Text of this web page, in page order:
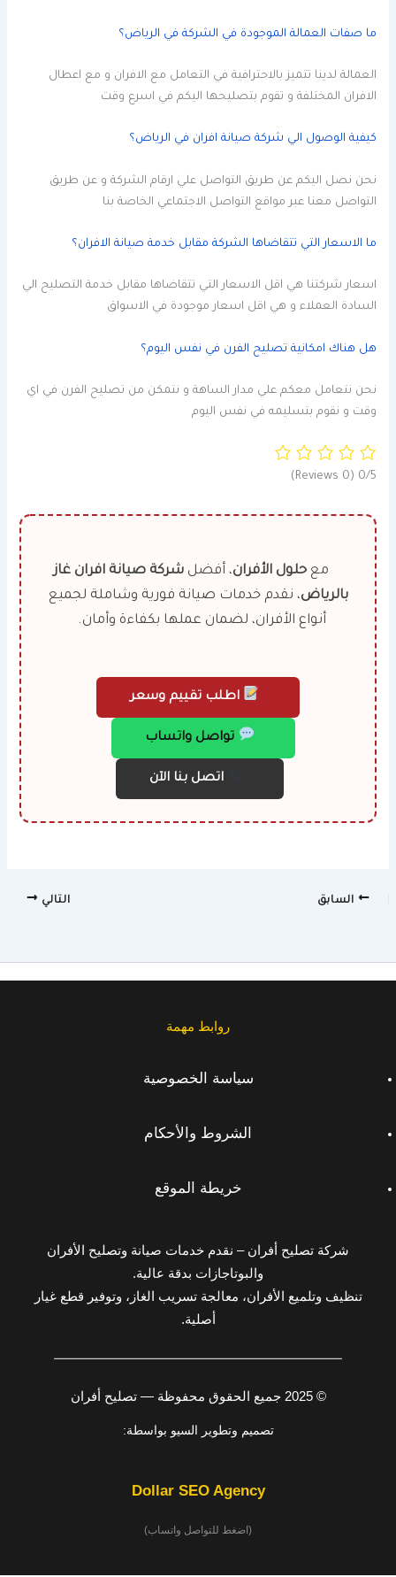
ما صفات العمالة الموجودة في الشركة في الرياض؟
العمالة لدينا تتميز بالاحترافية في التعامل مع الافران و مع اعطال
الافران المختلفة و تقوم بتصليحها اليكم في اسرع وقت
كيفية الوصول الي شركة صيانة افران في الرياض؟
نحن نصل اليكم عن طريق التواصل علي ارقام الشركة و عن طريق
التواصل معنا عبر مواقع التواصل الاجتماعي الخاصة بنا
ما الاسعار التي تتقاضاها الشركة مقابل خدمة صيانة الافران؟
اسعار شركتنا هي اقل الاسعار التي تتقاضاها مقابل خدمة التصليح الي
السادة العملاء و هي اقل اسعار موجودة في الاسواق
هل هناك امكانية تصليح الفرن في نفس اليوم؟
نحن نتعامل معكم علي مدار الساهة و نتمكن من تصليح الفرن في اي
وقت و نقوم بتسليمه في نفس اليوم
0/5
(0 Reviews)
معحلول الأفران، أفضل شركة صيانة افران غاز
بالرياض، نقدم خدمات صيانة فورية وشاملة لجميع
أنواع الأفران، لضمان عملها بكفاءة وأمان.
اطلب تقييم وسعر
تواصل واتساب
اتصل بنا الآن
السابق التالي
روابط مهمة
سياسة الخصوصية
الشروط والأحكام
خريطة الموقع
شركة تصليح أفران – نقدم خدمات صيانة وتصليح الأفران
والبوتاجازات بدقة عالية.
تنظيف وتلميع الأفران، معالجة تسريب الغاز، وتوفير قطع غيار
أصلية.
© 2025 جميع الحقوق محفوظة — تصليح أفران
تصميم وتطوير السيو بواسطة:
Dollar SEO Agency
(اضغط للتواصل واتساب)